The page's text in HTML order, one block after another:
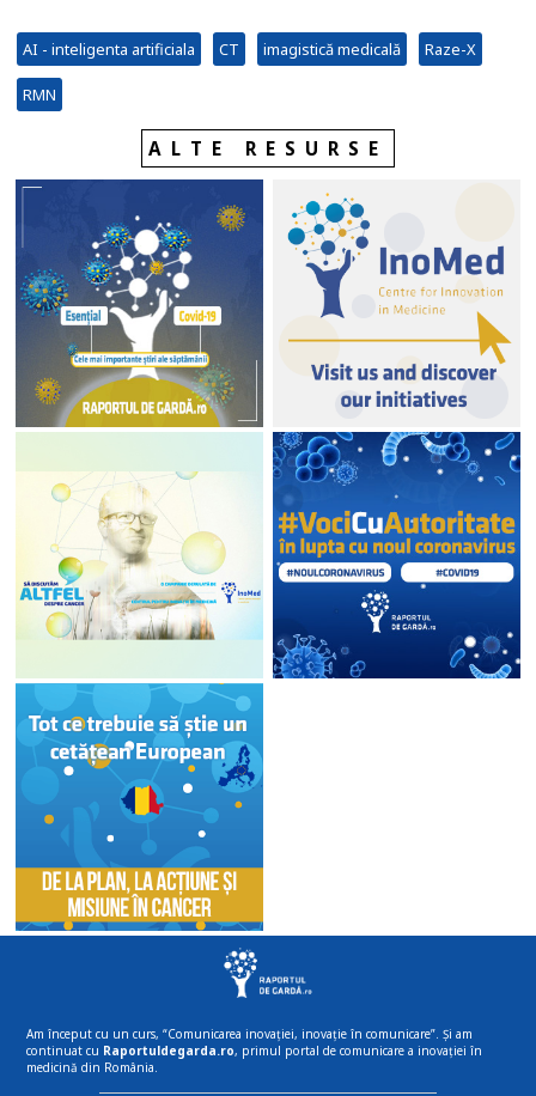
AI - inteligenta artificiala CT imagistică medicală Raze-X
RMN
ALTE RESURSE
Am început cu un curs, “Comunicarea inovației, inovație în comunicare”. Și am
continuat cu Raportuldegarda.ro, primul portal de comunicare a inovației în
medicină din România.